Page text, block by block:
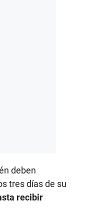
deben
tres días de su
recibir